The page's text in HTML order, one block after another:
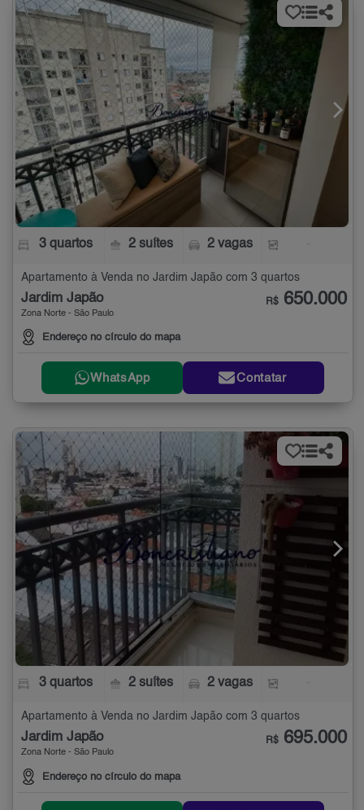
3 quartos 2 suítes 2 vagas
Apartamento à Venda no Jardim Japão com 3 quartos
Jardim Japão
Zona Norte - São Paulo
Endereço no círculo do mapa
R$ 650.000
WhatsApp Contatar
3 quartos 2 suítes 2 vagas
Apartamento à Venda no Jardim Japão com 3 quartos
Jardim Japão
Zona Norte - São Paulo
Endereço no círculo do mapa
R$ 695.000